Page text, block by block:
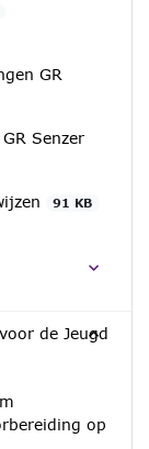
GR
Senzer
91 KB
de Jeugd
op